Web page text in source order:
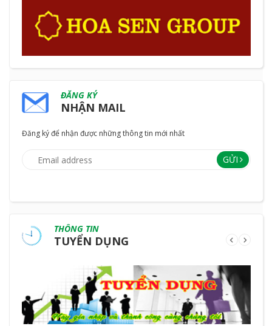
ĐĂNG KÝ
NHẬN MAIL
Đăng ký để nhận được những thông tin mới nhất
GỬI
THÔNG TIN
TUYỂN DỤNG